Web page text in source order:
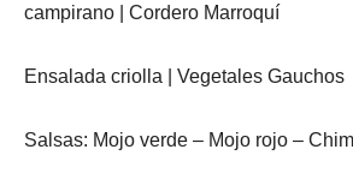
campirano | Cordero Marroquí
Ensalada criolla | Vegetales Gauchos
Salsas: Mojo verde – Mojo rojo –